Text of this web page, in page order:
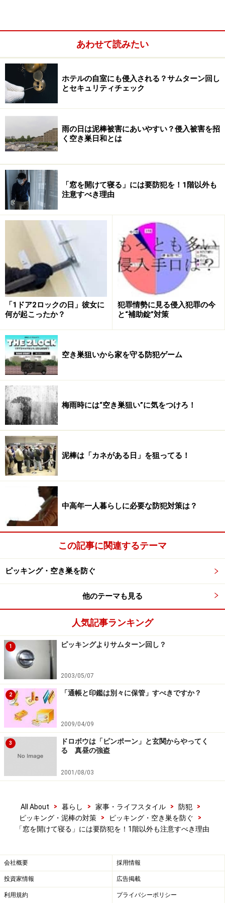
周囲が明るくても油断は禁物
建物の2階以上に住む人は「1階ではないから窓を開けた
ままでも大丈夫」と思い込んでいないでしょうか？ 逆
に1階に住まいがある人も「塀があるから」「この付近
は人通りもあるし……」など、あるいは近くに交番がある
から、24時間営業のお店があるから、などといった理由
を持つ人も中にはいるかもしれません。開け放した窓や
玄関、それは「侵入者を招く目印」とでも言えるもので
す。
建物を外から見て、窓が開いているかどうかは誰が見て
まで行けば窓の「クレセント錠」が施錠されているかど
うかもよく見ればわかるでしょう。網戸は簡単に取り外
せるので侵入の邪魔にはなりません。熟睡していれば音
も聞こえないくらいでしょう。多少の物音がして住人が
気づいたとしても、刃物などの凶器でも突き付けられた
ら抵抗することは危険になります。
侵入者からすれば、開いている窓や玄関は「いらっしゃ
い」と手招きされているように思うかもしれません。鍵
のかかった家よりかかっていない家のほうが侵入しやす
いという点では手間いらずですから、よりターゲットに
なりやすいのです。
どうしようもなく暑ければエアコンを使い、外気が涼し
晩がしのぎやすくなってきたころが油断しどきかもしれ
ません。節電目的だけでなく、とにかく窓を開けたい……
窓を開けて寝る際の防犯グッズや防犯対策
法
開けたままの窓から侵入者は入ってきます
エアコンは使わないから、窓を開け放したい、網戸だけ
にしたい、冷房による冷気より自然の風のほうが体にい
いような気もして……と、窓を開けておきたい人は、ただ
網戸にするだけでは危険です。集合住宅の２階以上の階
数に住んでいる人は、「こんな上の階までベランダから
いとも限りません。建物の何階であろうと油断は禁物で
す。
集合住宅の場合、窓と玄関を開けておけば風通しがい
い、というのもいえるわけですが、何度もお伝えするよ
うに玄関と窓が侵入口となりますから、ただ開けておけ
ばいい、ということにはなりません。鍵もかけずに開け
あわせて読みたい
ホテルの自室にも侵入される？サムターン回し
とセキュリティチェック
雨の日は泥棒被害にあいやすい？侵入被害を招
く空き巣日和とは
「窓を開けて寝る」には要防犯を！1階以外も
注意すべき理由
「1ドア2ロックの日」彼女に
何が起こったか？
犯罪情勢に見る侵入犯罪の今
と“補助錠”対策
空き巣狙いから家を守る防犯ゲーム
梅雨時には“空き巣狙い”に気をつけろ！
泥棒は「カネがある日」を狙ってる！
中高年一人暮らしに必要な防犯対策は？
この記事に関連するテーマ
ピッキング・空き巣を防ぐ
他のテーマも見る
人気記事ランキング
1 ピッキングよりサムターン回し？
2003/05/07
2 「通帳と印鑑は別々に保管」すべきですか？
2009/04/09
3
ドロボウは「ピンポーン」と玄関からやってく
る 真昼の強盗
2001/08/03
All About > 暮らし > 家事・ライフスタイル > 防犯
>
ピッキング・泥棒の対策
> ピッキング・空き巣を防ぐ
>
「窓を開けて寝る」には要防犯を！1階以外も注意すべき理由
会社概要 採用情報
投資家情報 広告掲載
利用規約 プライバシーポリシー